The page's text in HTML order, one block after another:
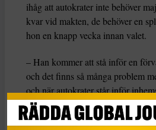
ihåg att autokrater inte behöver
kvar vid makten, de behöver en
hon en knapp vecka innan valet.
– Han kommer att stå inför en
och det finns så många problem
och när autokrater står inför
vanligtvis förstärka repressionen,